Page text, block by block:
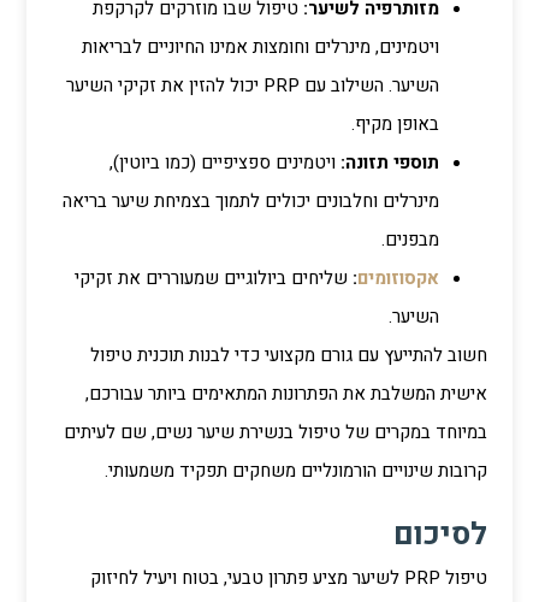
מזותרפיה לשיער: טיפול שבו מוזרקים לקרקפת
ויטמינים, מינרלים וחומצות אמינו החיוניים לבריאות
השיער. השילוב עם PRP יכול להזין את זקיקי השיער
באופן מקיף.
תוספי תזונה: ויטמינים ספציפיים (כמו ביוטין),
מינרלים וחלבונים יכולים לתמוך בצמיחת שיער בריאה
מבפנים.
אקסוזומים: שליחים ביולוגיים שמעוררים את זקיקי
השיער.
חשוב להתייעץ עם גורם מקצועי כדי לבנות תוכנית טיפול
אישית המשלבת את הפתרונות המתאימים ביותר עבורכם,
במיוחד במקרים של טיפול בנשירת שיער נשים, שם לעיתים
קרובות שינויים הורמונליים משחקים תפקיד משמעותי.
לסיכום
טיפול PRP לשיער מציע פתרון טבעי, בטוח ויעיל לחיזוק